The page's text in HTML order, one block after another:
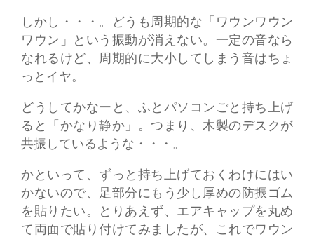
しかし・・・。どうも周期的な「ワウンワウン
ワウン」という振動が消えない。一定の音なら
なれるけど、周期的に大小してしまう音はちょ
っとイヤ。
どうしてかなーと、ふとパソコンごと持ち上げ
ると「かなり静か」。つまり、木製のデスクが
共振しているような・・・。
かといって、ずっと持ち上げておくわけにはい
かないので、足部分にもう少し厚めの防振ゴム
を貼りたい。とりあえず、エアキャップを丸め
て両面で貼り付けてみましたが、これでワウン